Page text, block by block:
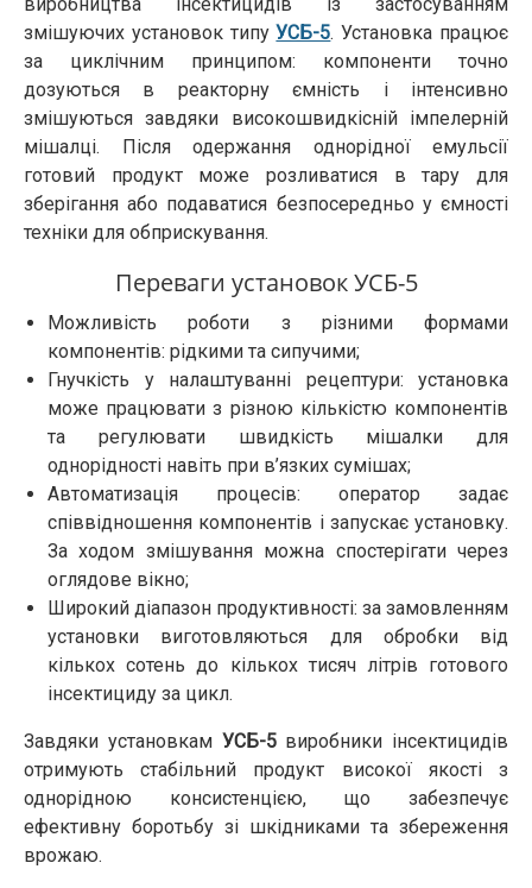
змішуючих установок типуУСБ-5. Установка працює
за циклічним принципом: компоненти точно
дозуються в реакторну ємність і інтенсивно
змішуються завдяки високошвидкісній імпелерній
мішалці. Після одержання однорідної емульсії
готовий продукт може розливатися в тару для
зберігання або подаватися безпосередньо у ємності
техніки для обприскування.
Переваги установок УСБ-5
Можливість роботи з різними формами
компонентів: рідкими та сипучими;
Гнучкість у налаштуванні рецептури: установка
може працювати з різною кількістю компонентів
та регулювати швидкість мішалки для
однорідності навіть при в’язких сумішах;
Автоматизація процесів: оператор задає
співвідношення компонентів і запускає установку.
За ходом змішування можна спостерігати через
оглядове вікно;
Широкий діапазон продуктивності: за замовленням
установки виготовляються для обробки від
кількох сотень до кількох тисяч літрів готового
інсектициду за цикл.
Завдяки установкам УСБ-5виробники інсектицидів
отримують стабільний продукт високої якості з
однорідною консистенцією, що забезпечує
ефективну боротьбу зі шкідниками та збереження
врожаю.